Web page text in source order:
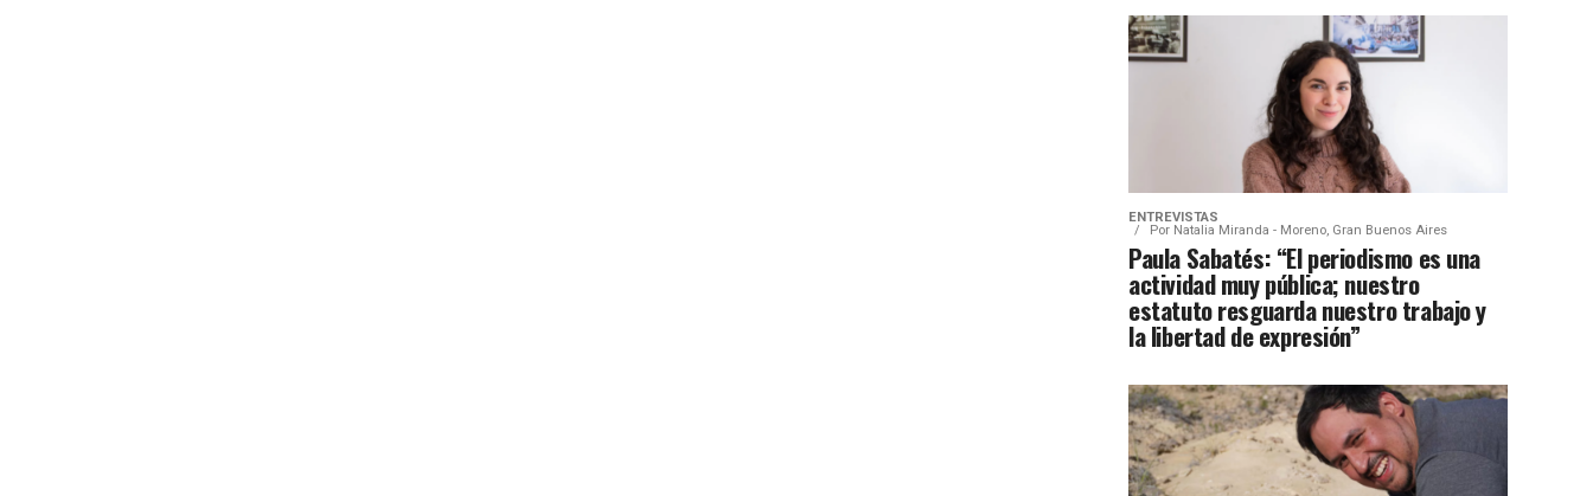
ENTREVISTAS
Por Natalia Miranda - Moreno, Gran Buenos Aires
Paula Sabatés: “El periodismo es una
actividad muy pública; nuestro
estatuto resguarda nuestro trabajo y
la libertad de expresión”